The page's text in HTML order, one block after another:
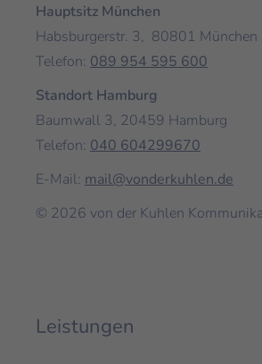
Hauptsitz München
Habsburgerstr. 3, 80801 München
Telefon: 089 954 595 600
Standort Hamburg
Baumwall 3, 20459 Hamburg
Telefon: 040 604299670
E-Mail: mail@vonderkuhlen.de
© 2026 von der Kuhlen
Leistungen